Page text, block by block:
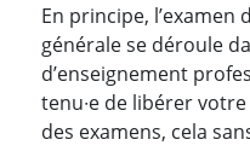
En principe,
générale se déroule
d’enseignement
tenu∙e de libérer
des examens, cela